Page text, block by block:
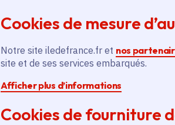
Cookies de mesure
Notre site iledefrance.fr et nos
site et de ses services embarqués.
Afficher plus d’informations
Cookies de fourniture